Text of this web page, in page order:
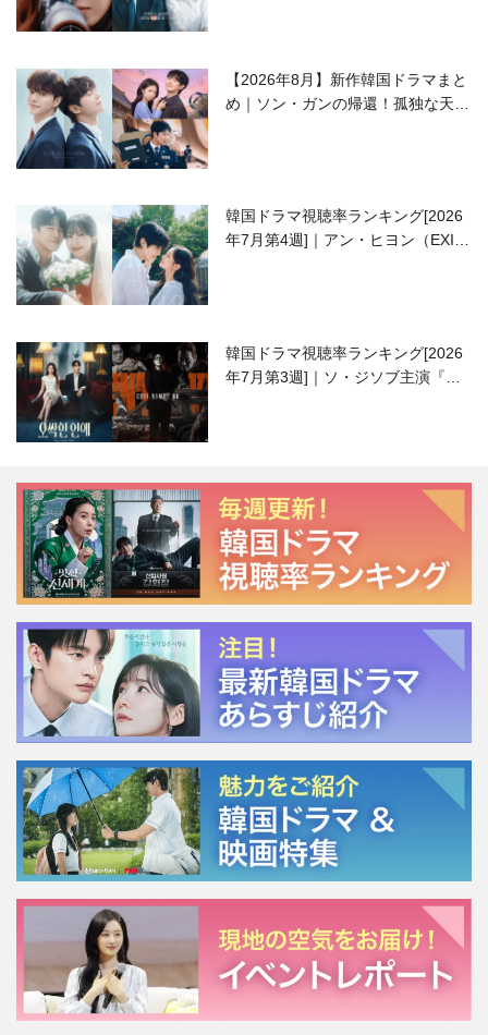
【2026年8月】新作韓国ドラマまと
め｜ソン・ガンの帰還！孤独な天才
韓国ドラマ視聴率ランキング[2026
年7月第4週]｜アン・ヒヨン（EXID
韓国ドラマ視聴率ランキング[2026
年7月第3週]｜ソ・ジソブ主演『エ